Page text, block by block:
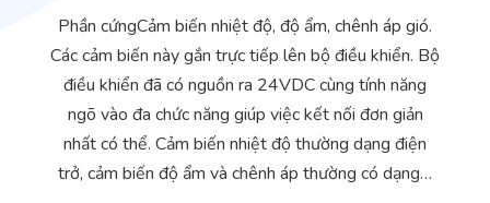
Cung cấp giải pháp quản lý cho toà nhà (BMS)
Bảo trì – Bảo dưỡng hệ thống
Tư vấn – Thiết kế – Cung cấp thiết bị HVAC
Yêu cầu báo giá
Phần cứngCảm biến nhiệt độ, độ ẩm, chênh áp gió.
Các cảm biến này gắn trực tiếp lên bộ điều khiển. Bộ
điều khiển đã có nguồn ra 24VDC cùng tính năng
ngõ vào đa chức năng giúp việc kết nối đơn giản
nhất có thể. Cảm biến nhiệt độ thường dạng điện
trở, cảm biến độ ẩm và chênh áp thường có dạng…